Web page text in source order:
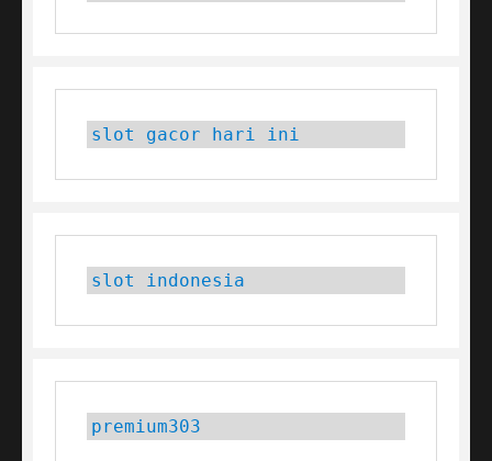
slot gacor hari ini
slot indonesia
premium303